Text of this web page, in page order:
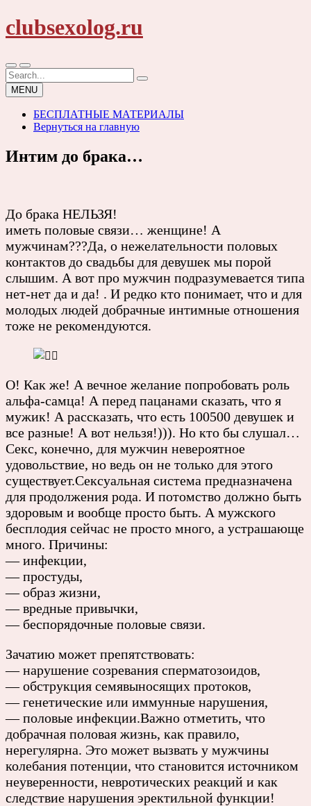
Skip
to
clubsexolog.ru
Search
for:MENU
БЕСПЛАТНЫЕ МАТЕРИАЛЫ
Вернуться на главную
Интим до брака…
До брака НЕЛЬЗЯ!
иметь половые связи… женщине! А
мужчинам???Да, о нежелательности половых
контактов до свадьбы для девушек мы порой
слышим. А вот про мужчин подразумевается типа
нет-нет да и да! . И редко кто понимает, что и для
молодых людей добрачные интимные отношения
тоже не рекомендуются.
О! Как же! А вечное желание попробовать роль
альфа-самца! А перед пацанами сказать, что я
мужик! А рассказать, что есть 100500 девушек и
все разные! А вот нельзя!))). Но кто бы слушал…
Секс, конечно, для мужчин невероятное
удовольствие, но ведь он не только для этого
существует.Сексуальная система предназначена
для продолжения рода. И потомство должно быть
здоровым и вообще просто быть. А мужского
бесплодия сейчас не просто много, а устрашающе
много. Причины:
— инфекции,
— простуды,
— образ жизни,
— вредные привычки,
— беспорядочные половые связи.
Зачатию может препятствовать:
— нарушение созревания сперматозоидов,
— обструкция семявыносящих протоков,
— генетические или иммунные нарушения,
— половые инфекции.Важно отметить, что
добрачная половая жизнь, как правило,
нерегулярна. Это может вызвать у мужчины
колебания потенции, что становится источником
неуверенности, невротических реакций и как
следствие нарушения эректильной функции!